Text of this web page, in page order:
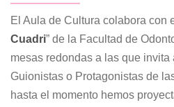
El Aula de Cultura colabora con
Cuadri” de la Facultad de
mesas redondas a las que invita
Guionistas o Protagonistas de
hasta el momento hemos